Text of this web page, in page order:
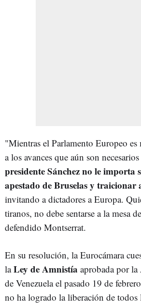
"Mientras el Parlamento Europeo es
a los avances que aún son
presidente Sánchez no le importa
apestado de Bruselas y traicionar
invitando a dictadores a Europa.
tiranos, no debe sentarse a la mesa
defendido Montserrat.
En su resolución, la Eurocámara
laLey de Amnistía aprobada por
de Venezuela el pasado 19 de
no ha logrado la liberación de todos